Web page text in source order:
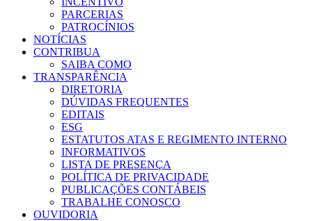
PARCERIAS
PATROCÍNIOS
NOTÍCIAS
CONTRIBUA
SAIBA COMO
TRANSPARÊNCIA
DIRETORIA
DÚVIDAS FREQUENTES
EDITAIS
ESG
ESTATUTOS ATAS E REGIMENTO INTERNO
INFORMATIVOS
LISTA DE PRESENÇA
POLÍTICA DE PRIVACIDADE
PUBLICAÇÕES CONTÁBEIS
TRABALHE CONOSCO
OUVIDORIA